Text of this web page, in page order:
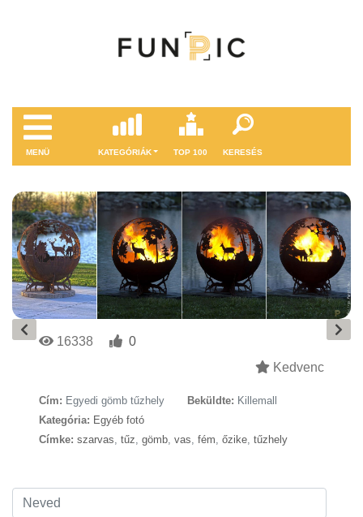
MENÜ KATEGÓRIÁK TOP 100 KERESÉS
16338
0
Kedvenc
Cím: Egyedi gömb tűzhely Beküldte: Killemall
Kategória: Egyéb fotó
Címke: szarvas, tűz, gömb, vas, fém, őzike, tűzhely